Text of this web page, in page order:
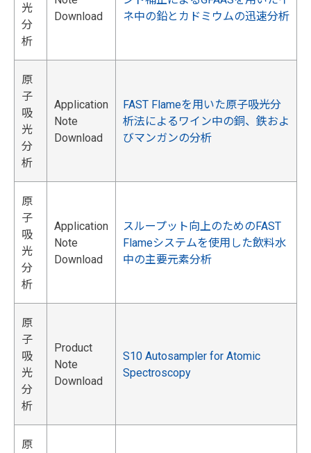
光
分
析
Download
ネ中の鉛とカドミウムの迅速分析
原
子
吸
光
分
析
Application
Note
Download
FAST Flameを用いた原子吸光分
析法によるワイン中の銅、鉄およ
びマンガンの分析
原
子
吸
光
分
析
Application
Note
Download
スループット向上のためのFAST
Flameシステムを使用した飲料水
中の主要元素分析
原
子
吸
光
分
析
Product
Note
Download
S10 Autosampler for Atomic
Spectroscopy
原